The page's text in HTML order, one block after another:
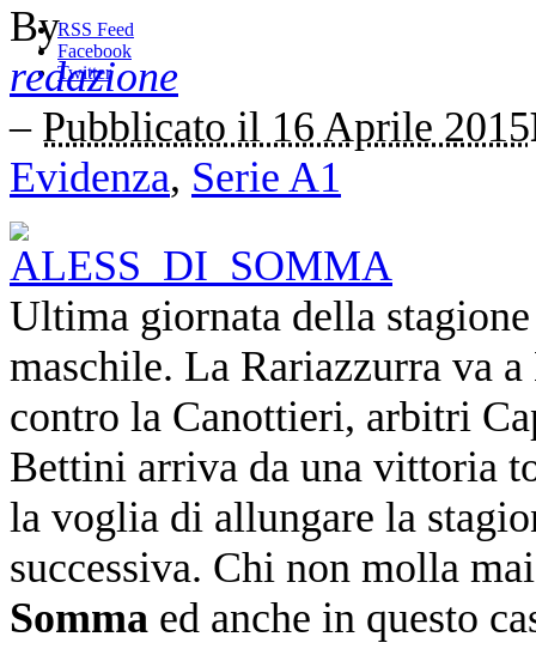
RSS Feed
Facebook
Twitter
By
redazione
– Pubblicato il 16 Aprile 2015
Evidenza, Serie A1
Ultima giornata della
maschile. La Rariazzurra va
contro la Canottieri, arbitri
Bettini arriva da una vittoria
la voglia di allungare la
successiva. Chi non molla
Somma ed anche in questo